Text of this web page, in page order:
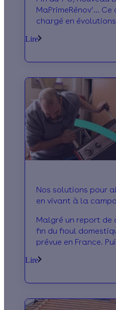
MaPrimeRénov’...
chargé en
changer pour vous à
Lire
Nos solutions pour
en vivant à la
Malgré un report de
fin du fioul
prévue en France.
enseigne en termes
sortir facilement du
Lire